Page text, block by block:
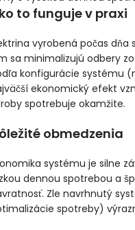
€ s
Huawei
to funguje v praxi
vyrobená počas
sa minimalizujú odbery
konfigurácie systému
ekonomický efekt
spotrebuje okamžite.
obmedzenia
systému je silne
dennou spotrebou a
Zle navrhnutý
spotreby)